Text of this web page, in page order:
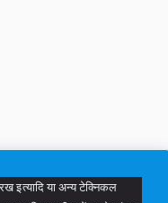
इत्यादि या अन्य टेक्निकल